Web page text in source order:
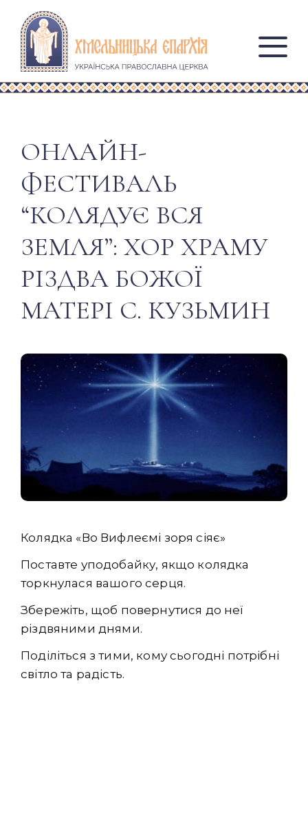
ОНЛАЙН-
ФЕСТИВАЛЬ
“КОЛЯДУЄ ВСЯ
ЗЕМЛЯ”: ХОР ХРАМУ
РІЗДВА БОЖОЇ
МАТЕРІ С. КУЗЬМИН
Колядка «Во Вифлеємі зоря сіяє»
Поставте уподобайку, якщо колядка
торкнулася вашого серця.
Збережіть, щоб повернутися до неї
різдвяними днями.
Поділіться з тими, кому сьогодні потрібні
світло та радість.